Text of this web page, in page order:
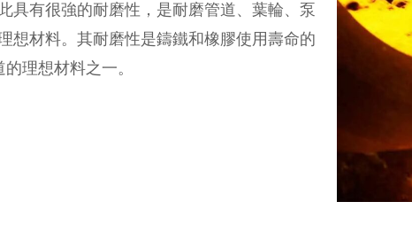
具有很強的耐磨性，是耐磨管道、葉輪、泵
想材料。其耐磨性是鑄鐵和橡膠使用壽命的
理想材料之一。